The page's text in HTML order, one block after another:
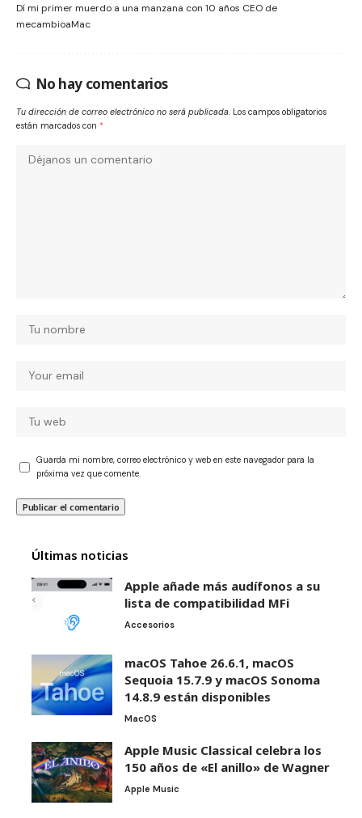
Dí mi primer muerdo a una manzana con 10 años CEO de
mecambioaMac
No hay comentarios
Tu dirección de correo electrónico no será publicada. Los campos obligatorios
están marcados con *
Guarda mi nombre, correo electrónico y web en este navegador para la
próxima vez que comente.
Últimas noticias
Apple añade más audífonos a su
lista de compatibilidad MFi
Accesorios
macOS Tahoe 26.6.1, macOS
Sequoia 15.7.9 y macOS Sonoma
14.8.9 están disponibles
MacOS
Apple Music Classical celebra los
150 años de «El anillo» de Wagner
Apple Music